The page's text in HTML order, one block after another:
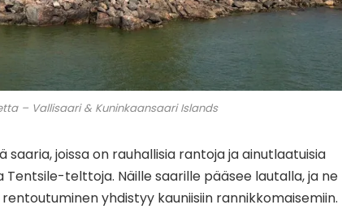
– Vallisaari & Kuninkaansaari Islands
saaria, joissa on rauhallisia rantoja ja ainutlaatuisia
telttoja. Näille saarille pääsee lautalla, ja ne
yhdistyy kauniisiin rannikkomaisemiin.